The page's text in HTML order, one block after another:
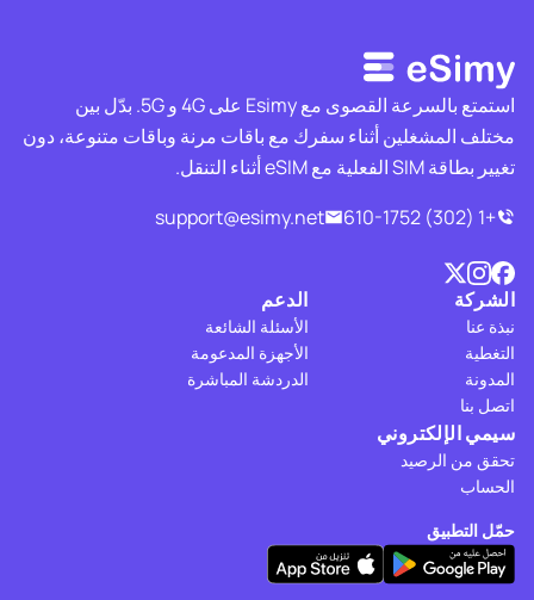
استمتع بالسرعة القصوى مع Esimy على 4G و 5G. بدّل بين
مختلف المشغلين أثناء سفرك مع باقات مرنة وباقات متنوعة، دون
تغيير بطاقة SIM الفعلية مع eSIM أثناء التنقل.
+1 (302) 610-1752
support@esimy.net
الشركة
نبذة عنا
التغطية
المدونة
اتصل بنا
الدعم
الأسئلة الشائعة
الأجهزة المدعومة
الدردشة المباشرة
سيمي الإلكتروني
تحقق من الرصيد
الحساب
حمّل التطبيق